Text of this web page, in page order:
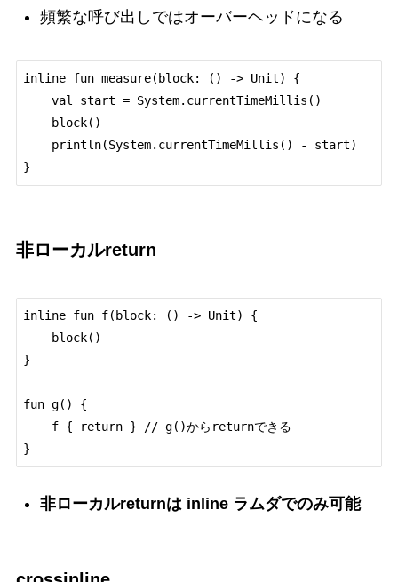
頻繁な呼び出しではオーバーヘッドになる
inline fun measure(block: () -> Unit) {
非ローカルreturn
inline fun f(block: () -> Unit) {
}
fun g() {
非ローカルreturnは inline ラムダでのみ可能